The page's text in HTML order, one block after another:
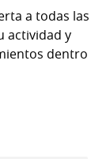
a todas las
actividad y
dentro